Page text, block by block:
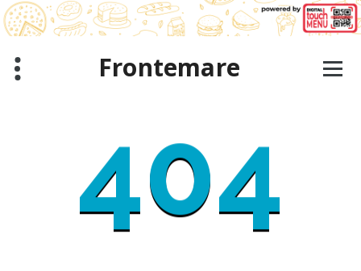
Zum
Inhalt
springen
Frontemare
404